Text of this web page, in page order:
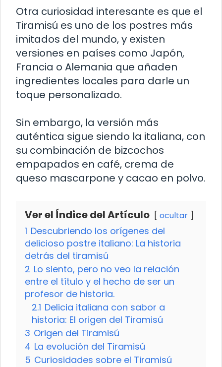
Otra curiosidad interesante es que el
Tiramisú es uno de los postres más
imitados del mundo, y existen
versiones en países como Japón,
Francia o Alemania que añaden
ingredientes locales para darle un
toque personalizado.
Sin embargo, la versión más
auténtica sigue siendo la italiana, con
su combinación de bizcochos
empapados en café, crema de
queso mascarpone y cacao en polvo.
Ver el Índice del Artículo ocultar
1 Descubriendo los orígenes del
delicioso postre italiano: La historia
detrás del tiramisú
2 Lo siento, pero no veo la relación
entre el título y el hecho de ser un
profesor de historia.
2.1 Delicia italiana con sabor a
historia: El origen del Tiramisú
3 Origen del Tiramisú
4 La evolución del Tiramisú
5 Curiosidades sobre el Tiramisú